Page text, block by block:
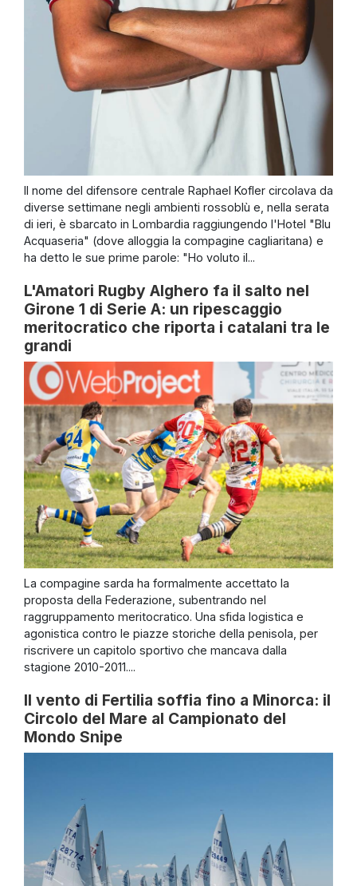
Il nome del difensore centrale Raphael Kofler circolava da
diverse settimane negli ambienti rossoblù e, nella serata
di ieri, è sbarcato in Lombardia raggiungendo l'Hotel "Blu
Acquaseria" (dove alloggia la compagine cagliaritana) e
ha detto le sue prime parole: "Ho voluto il...
L'Amatori Rugby Alghero fa il salto nel
Girone 1 di Serie A: un ripescaggio
meritocratico che riporta i catalani tra le
grandi
La compagine sarda ha formalmente accettato la
proposta della Federazione, subentrando nel
raggruppamento meritocratico. Una sfida logistica e
agonistica contro le piazze storiche della penisola, per
riscrivere un capitolo sportivo che mancava dalla
stagione 2010-2011....
Il vento di Fertilia soffia fino a Minorca: il
Circolo del Mare al Campionato del
Mondo Snipe